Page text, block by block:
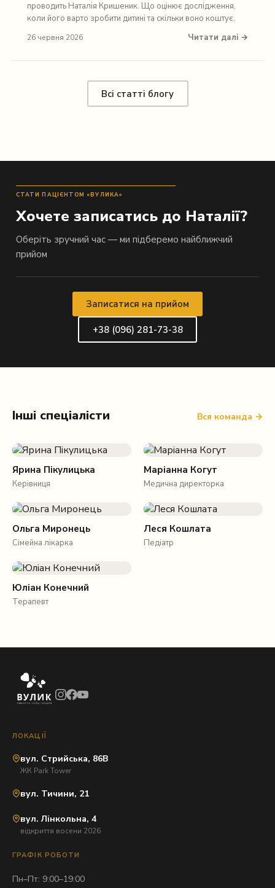
проводить Наталія Кришеник. Що оцінює дослідження,
коли його варто зробити дитині та скільки воно коштує.
26 червня 2026 Читати далі →
Всі статті блогу
СТАТИ ПАЦІЄНТОМ «ВУЛИКА»
Хочете записатись до Наталії?
Оберіть зручний час — ми підберемо найближчий
прийом
Записатися на прийом
+38 (096) 281-73-38
Інші спеціалісти Вся команда →
Ярина Пікулицька
Керівниця
Маріанна Когут
Медична директорка
Ольга Миронець
Сімейна лікарка
Леся Кошлата
Педіатр
Юліан Конечний
Терапевт
ЛОКАЦІЇ
вул. Стрийська, 86В
ЖК Park Tower
вул. Тичини, 21
вул. Лінкольна, 4
відкриття восени 2026
ГРАФІК РОБОТИ
Пн–Пт: 9:00–19:00